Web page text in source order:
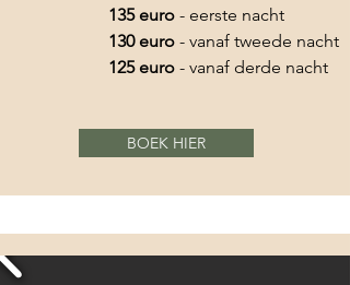
135 euro- eerste nacht
130 euro- vanaf tweede nacht
125 euro- vanaf derde nacht
BOEK HIER